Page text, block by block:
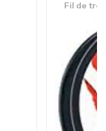
450 Cm 100
Cove 420 Cm 100
Fil de